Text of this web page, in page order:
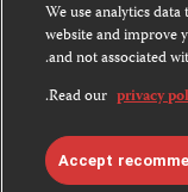
Except where
Images and other
license. For
.
We use analytics
website and improve
and not associated
Read our privacy
Accept